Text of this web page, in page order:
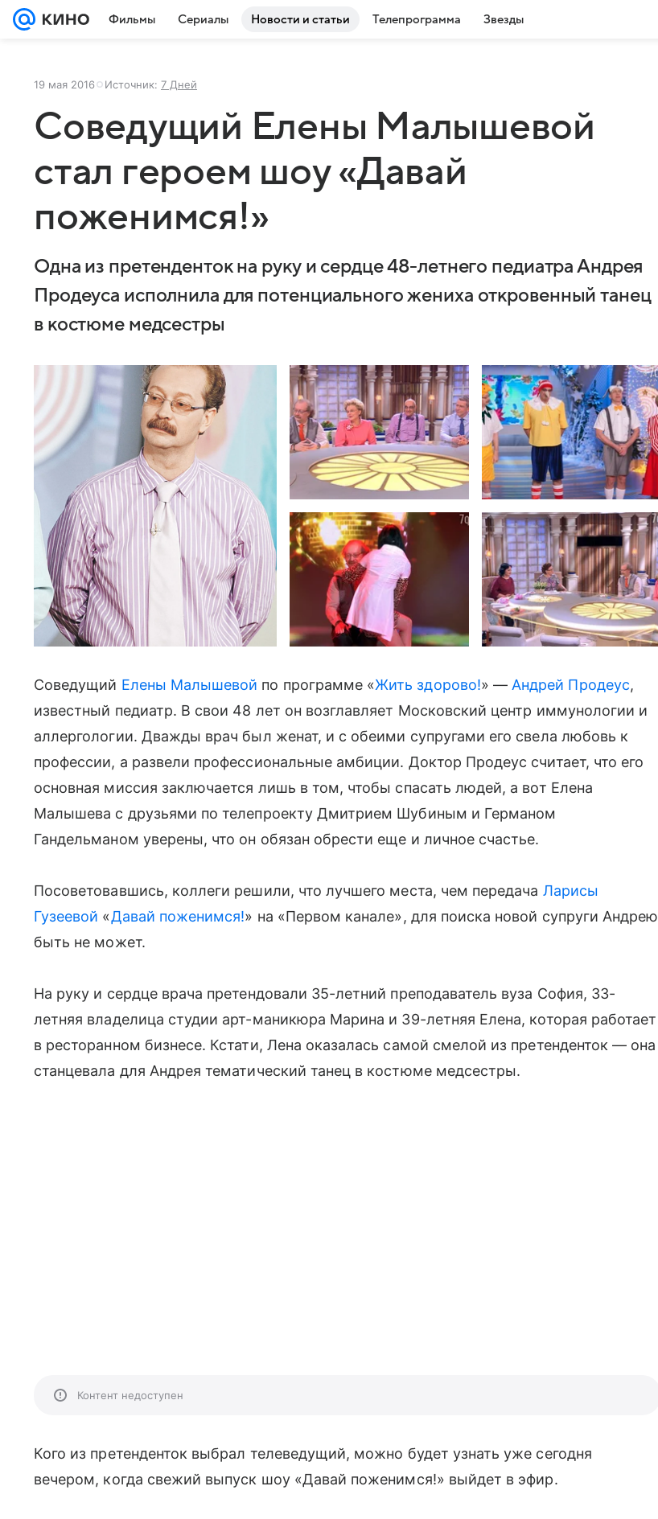
Фильмы Сериалы Новости и статьи Телепрограмма Звезды
19 мая 2016 Источник: 7 Дней
Соведущий Елены Малышевой
стал героем шоу «Давай
поженимся!»
Одна из претенденток на руку и сердце 48-летнего педиатра Андрея
Продеуса исполнила для потенциального жениха откровенный танец
в костюме медсестры
Соведущий Елены Малышевой по программе «Жить здорово!» — Андрей Продеус,
известный педиатр. В свои 48 лет он возглавляет Московский центр иммунологии и
аллергологии. Дважды врач был женат, и с обеими супругами его свела любовь к
профессии, а развели профессиональные амбиции. Доктор Продеус считает, что его
основная миссия заключается лишь в том, чтобы спасать людей, а вот Елена
Малышева с друзьями по телепроекту Дмитрием Шубиным и Германом
Гандельманом уверены, что он обязан обрести еще и личное счастье.
Посоветовавшись, коллеги решили, что лучшего места, чем передача Ларисы
Гузеевой «Давай поженимся!» на «Первом канале», для поиска новой супруги Андрею
быть не может.
На руку и сердце врача претендовали 35-летний преподаватель вуза София, 33-
летняя владелица студии арт-маникюра Марина и 39-летняя Елена, которая работает
в ресторанном бизнесе. Кстати, Лена оказалась самой смелой из претенденток — она
станцевала для Андрея тематический танец в костюме медсестры.
Контент недоступен
Кого из претенденток выбрал телеведущий, можно будет узнать уже сегодня
вечером, когда свежий выпуск шоу «Давай поженимся!» выйдет в эфир.